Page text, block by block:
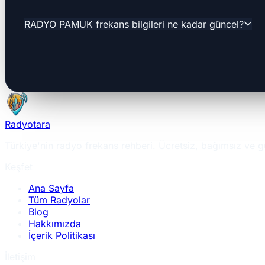
RADYO PAMUK frekans bilgileri ne kadar güncel?
Radyotara
Ana Sayfa
Tüm Radyolar
Blog
Hakkımızda
İçerik Politikası